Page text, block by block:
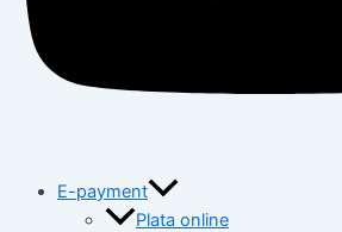
E-payment
Plata online